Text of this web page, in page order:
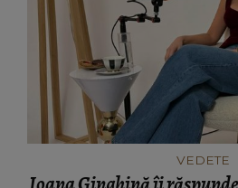
VEDETE